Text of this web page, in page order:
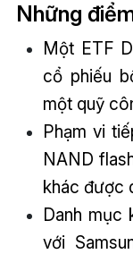
Những
Một ETF
cổ phiếu
một quỹ
Phạm vi
NAND
khác được
Danh mục
với